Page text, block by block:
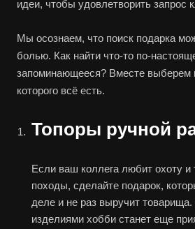
идеи, чтобы удовлетворить запрос
Мы осознаем, что поиск подарка
болью. Как найти что-то по-
запоминающееся? Вместе выберем
которого всё есть.
Топоры ручной
Если ваш коллега любит охоту и
походы, сделайте подарок,
деле и не раз выручит
изделиями хобби станет еще